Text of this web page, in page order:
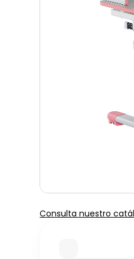
Consulta nuestro